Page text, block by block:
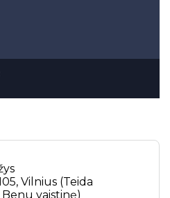
Vilnius (Teida
Benu vaistinę)